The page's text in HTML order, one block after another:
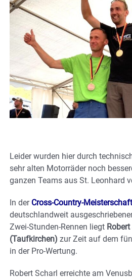
Leider wurden hier durch
sehr alten Motorräder noch
ganzen Teams aus St. Leonhard
In der Cross-Country-Meisterschaft
deutschlandweit
Zwei-Stunden-Rennen liegt
(Taufkirchen) zur Zeit auf dem
in der Pro-Wertung.
Robert Scharl erreichte am